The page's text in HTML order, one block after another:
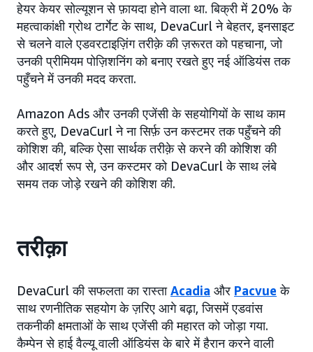
हेयर केयर सोल्यूशन से फ़ायदा होने वाला था. बिक्री में 20% के
महत्वाकांक्षी ग्रोथ टार्गेट के साथ, DevaCurl ने बेहतर, इनसाइट
से चलने वाले एडवरटाइज़िंग तरीक़े की ज़रूरत को पहचाना, जो
उनकी प्रीमियम पोज़िशनिंग को बनाए रखते हुए नई ऑडियंस तक
पहुँचने में उनकी मदद करता.
Amazon Ads और उनकी एजेंसी के सहयोगियों के साथ काम
करते हुए, DevaCurl ने ना सिर्फ़ उन कस्टमर तक पहुँचने की
कोशिश की, बल्कि ऐसा सार्थक तरीक़े से करने की कोशिश की
और आदर्श रूप से, उन कस्टमर को DevaCurl के साथ लंबे
समय तक जोड़े रखने की कोशिश की.
तरीक़ा
DevaCurl की सफलता का रास्ताAcadia और Pacvue के
साथ रणनीतिक सहयोग के ज़रिए आगे बढ़ा, जिसमें एडवांस
तकनीकी क्षमताओं के साथ एजेंसी की महारत को जोड़ा गया.
कैम्पेन से हाई वैल्यू वाली ऑडियंस के बारे में हैरान करने वाली